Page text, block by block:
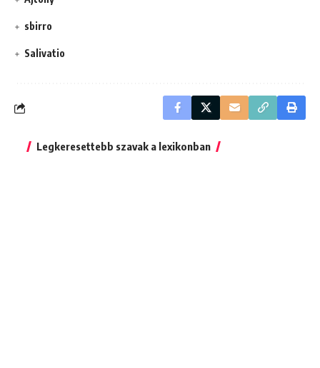
sbirro
Salivatio
Legkeresettebb szavak a lexikonban